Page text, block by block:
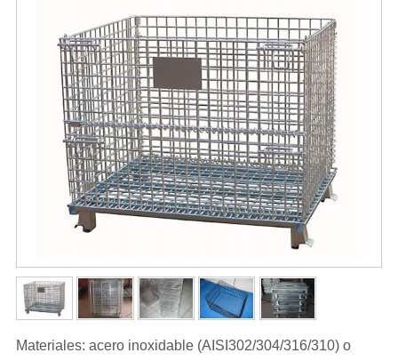
Materiales: acero inoxidable (AISI302/304/316/310) o